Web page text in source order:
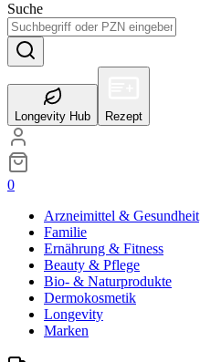
Suche
Longevity Hub Rezept
0
Arzneimittel & Gesundheit
Familie
Ernährung & Fitness
Beauty & Pflege
Bio- & Naturprodukte
Dermokosmetik
Longevity
Marken